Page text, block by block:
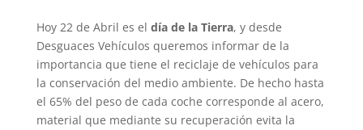
Hoy 22 de Abril es el día de la Tierra, y desde
Desguaces Vehículos queremos informar de la
importancia que tiene el reciclaje de vehículos para
la conservación del medio ambiente. De hecho hasta
el 65% del peso de cada coche corresponde al acero,
material que mediante su recuperación evita la